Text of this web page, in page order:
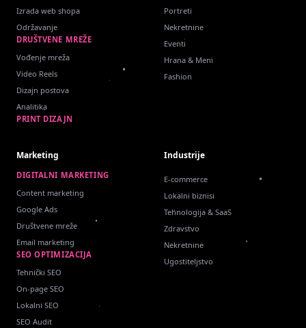
Izrada web shopa
Održavanje
DRUŠTVENE MREŽE
Vođenje mreža
Video Reels
Dizajn postova
Analitika
PRINT DIZAJN
Portreti
Nekretnine
Eventi
Hrana & Meni
Fashion
Marketing
DIGITALNI MARKETING
Content marketing
Google Ads
Društvene mreže
Email marketing
SEO OPTIMIZACIJA
Tehnički SEO
On-page SEO
Lokalni SEO
SEO Audit
Industrije
E-commerce
Lokalni biznisi
Tehnologija & SaaS
Zdravstvo
Nekretnine
Ugostiteljstvo